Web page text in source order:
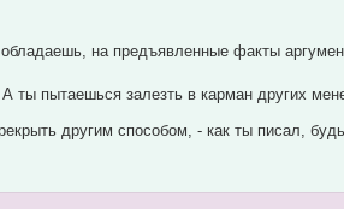
на предъявленные факты
ты пытаешься залезть в карман других
другим способом, - как ты писал,